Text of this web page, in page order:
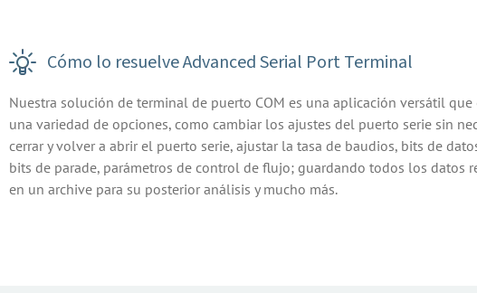
Cómo lo resuelve Advanced Serial Port Terminal
Nuestra solución de terminal de puerto COM es una aplicación versátil que
una variedad de opciones, como cambiar los ajustes del puerto serie sin
cerrar y volver a abrir el puerto serie, ajustar la tasa de baudios, bits de
bits de parade, parámetros de control de flujo; guardando todos los datos
en un archive para su posterior análisis y mucho más.